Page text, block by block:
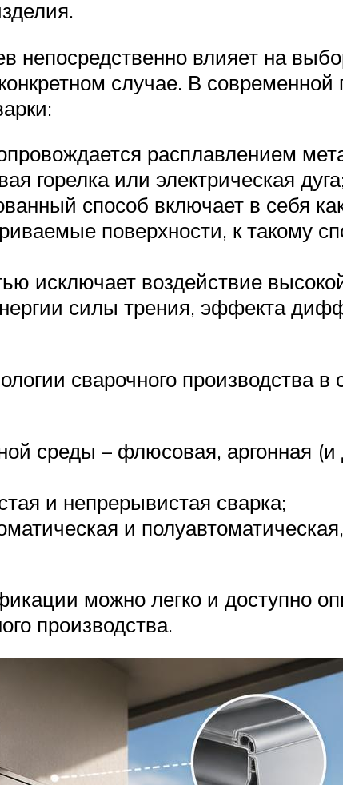
непосредственно влияет на
случае. В
расплавлением
горелка или электрическая
способ включает в себя
поверхности, к такому
исключает воздействие
силы трения, эффекта
сварочного производства
среды – флюсовая, аргонная (и
и непрерывистая сварка;
и
можно легко и доступно
производства.